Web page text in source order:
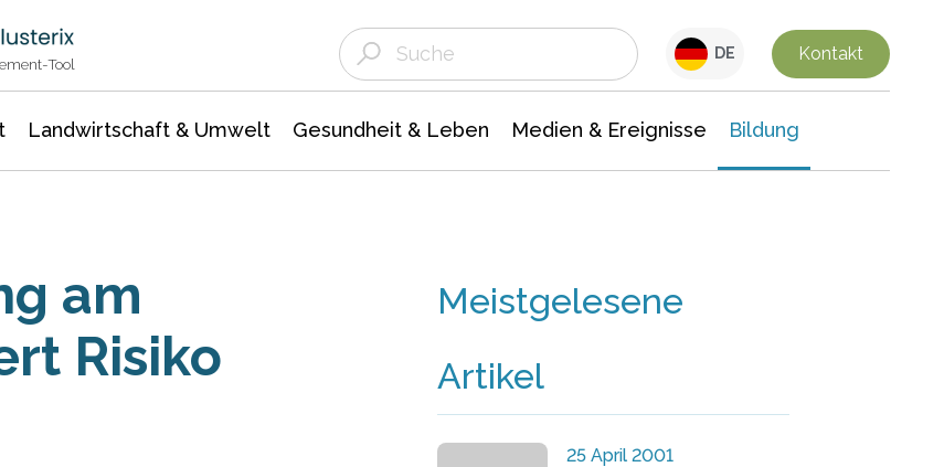
Tool
DE Kontakt
Landwirtschaft & Umwelt Gesundheit & Leben Medien & Ereignisse Bildung
am
Risiko
Meistgelesene
Artikel
25 April 2001